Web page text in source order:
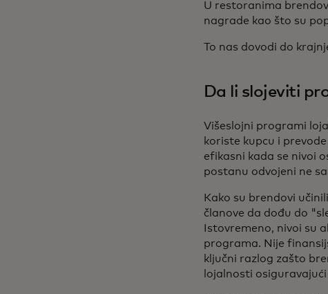
U restoranima
nagrade kao što su
To nas dovodi do
Da li slojeviti
Višeslojni programi
koriste kupcu i
efikasni kada se nivoi
postanu odvojeni ne
Kako su brendovi
članove da dođu do
Istovremeno, nivoi su
programa. Nije
ključni razlog zašto
lojalnosti